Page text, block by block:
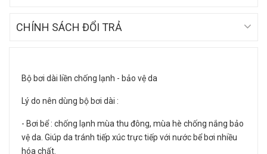
CHÍNH SÁCH ĐỔI TRẢ
Bộ bơi dài liền chống lạnh - bảo vệ da
Lý do nên dùng bộ bơi dài :
- Bơi bể : chống lạnh mùa thu đông, mùa hè chống nắng bảo
vệ da. Giúp da tránh tiếp xúc trực tiếp với nước bể bơi nhiều
hóa chất.